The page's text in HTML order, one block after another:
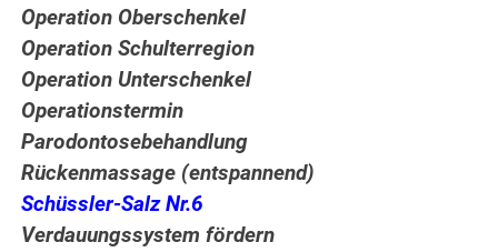
Operation Oberschenkel
Operation Schulterregion
Operation Unterschenkel
Operationstermin
Parodontosebehandlung
Rückenmassage (entspannend)
Schüssler-Salz Nr.6
Verdauungssystem fördern